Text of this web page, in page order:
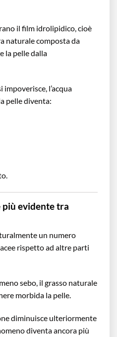
il film idrolipidico, cioè
naturale composta da
la pelle dalla
l’acqua
pelle diventa:
più evidente tra
un numero
rispetto ad altre parti
sebo, il grasso naturale
morbida la pelle.
diminuisce ulteriormente
diventa ancora più